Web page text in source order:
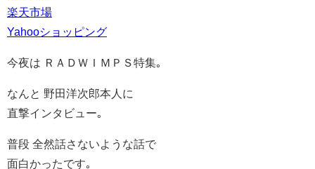
楽天市場
Yahooショッピング
今夜は ＲＡＤＷＩＭＰＳ特集｡
なんと 野田洋次郎本人に
直撃インタビュー｡
普段 全然話さないような話で
面白かったです｡